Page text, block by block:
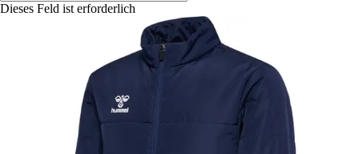
Dieses Feld ist erforderlich